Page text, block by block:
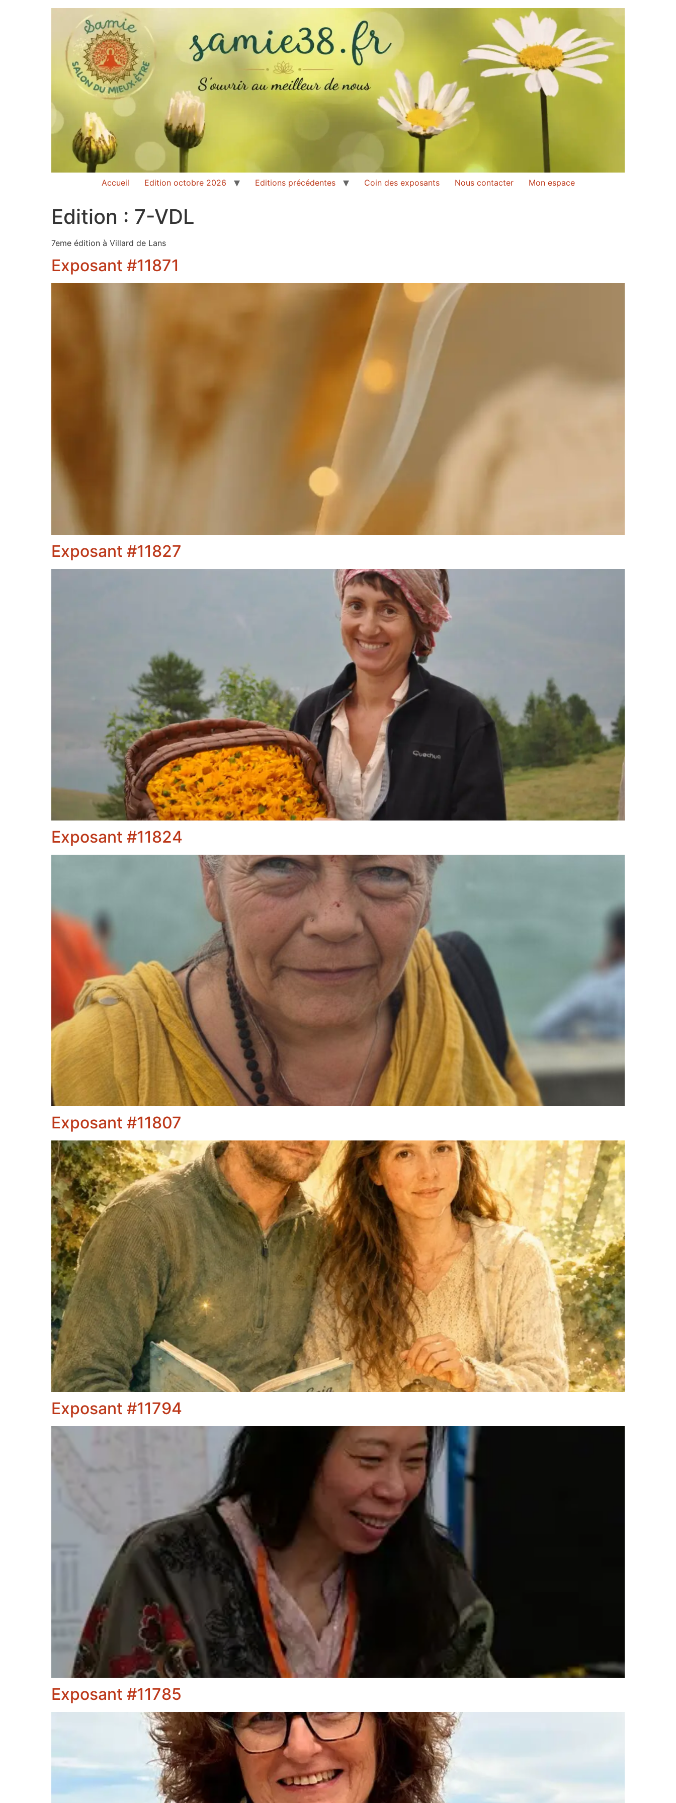
Accueil Edition octobre 2026 Editions précédentes Coin des exposants Nous contacter Mon espace
Edition : 7-VDL
7eme édition à Villard de Lans
Exposant #11871
Exposant #11827
Exposant #11824
Exposant #11807
Exposant #11794
Exposant #11785